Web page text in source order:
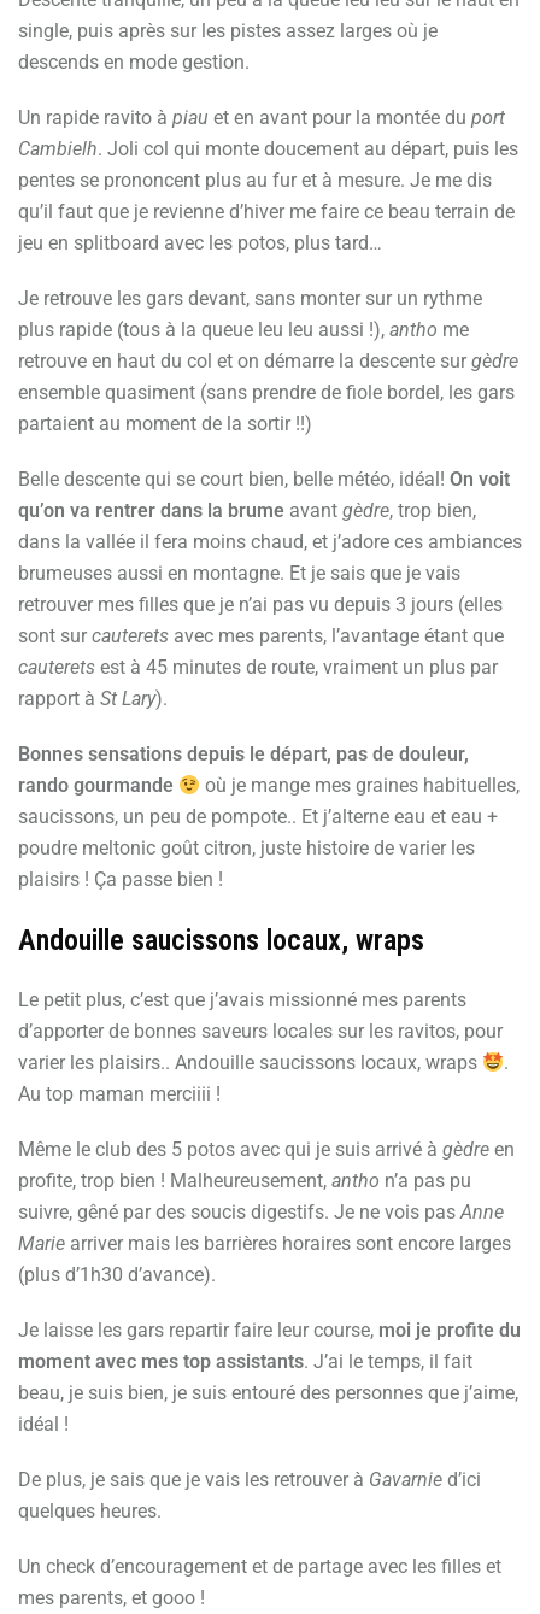
single, puis après sur les pistes assez larges où je
descends en mode gestion.
Un rapide ravito à piau et en avant pour la montée du port
Cambielh. Joli col qui monte doucement au départ, puis les
pentes se prononcent plus au fur et à mesure. Je me dis
qu’il faut que je revienne d’hiver me faire ce beau terrain de
jeu en splitboard avec les potos, plus tard…
Je retrouve les gars devant, sans monter sur un rythme
plus rapide (tous à la queue leu leu aussi !), antho me
retrouve en haut du col et on démarre la descente surgèdre
ensemble quasiment (sans prendre de fiole bordel, les gars
partaient au moment de la sortir !!)
Belle descente qui se court bien, belle météo, idéal! On voit
qu’on va rentrer dans la brume avant gèdre, trop bien,
dans la vallée il fera moins chaud, et j’adore ces ambiances
brumeuses aussi en montagne. Et je sais que je vais
retrouver mes filles que je n’ai pas vu depuis 3 jours (elles
sont surcauterets avec mes parents, l’avantage étant que
cauterets est à 45 minutes de route, vraiment un plus par
rapport à St Lary).
Bonnes sensations depuis le départ, pas de douleur,
rando gourmande
où je mange mes graines habituelles,
saucissons, un peu de pompote.. Et j’alterne eau et eau +
poudre meltonic goût citron, juste histoire de varier les
plaisirs ! Ça passe bien !
Andouille saucissons locaux, wraps
Le petit plus, c’est que j’avais missionné mes parents
d’apporter de bonnes saveurs locales sur les ravitos, pour
varier les plaisirs.. Andouille saucissons locaux, wraps
.
Au top maman merciiii !
Même le club des 5 potos avec qui je suis arrivé à gèdre en
profite, trop bien ! Malheureusement, antho n’a pas pu
suivre, gêné par des soucis digestifs. Je ne vois pasAnne
Marie arriver mais les barrières horaires sont encore larges
(plus d’1h30 d’avance).
Je laisse les gars repartir faire leur course, moi je profite du
moment avec mes top assistants. J’ai le temps, il fait
beau, je suis bien, je suis entouré des personnes que j’aime,
idéal !
De plus, je sais que je vais les retrouver à Gavarnie d’ici
quelques heures.
Un check d’encouragement et de partage avec les filles et
mes parents, et gooo !